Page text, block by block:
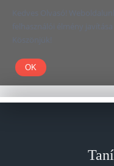
Kedves Olvasó!
felhasználói élmény
Köszönjük!